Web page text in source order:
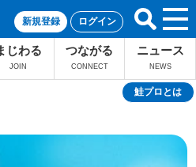
新規登録 ログイン
じわる
JOIN
つながる
CONNECT
ニュース
NEWS
鮭プロとは